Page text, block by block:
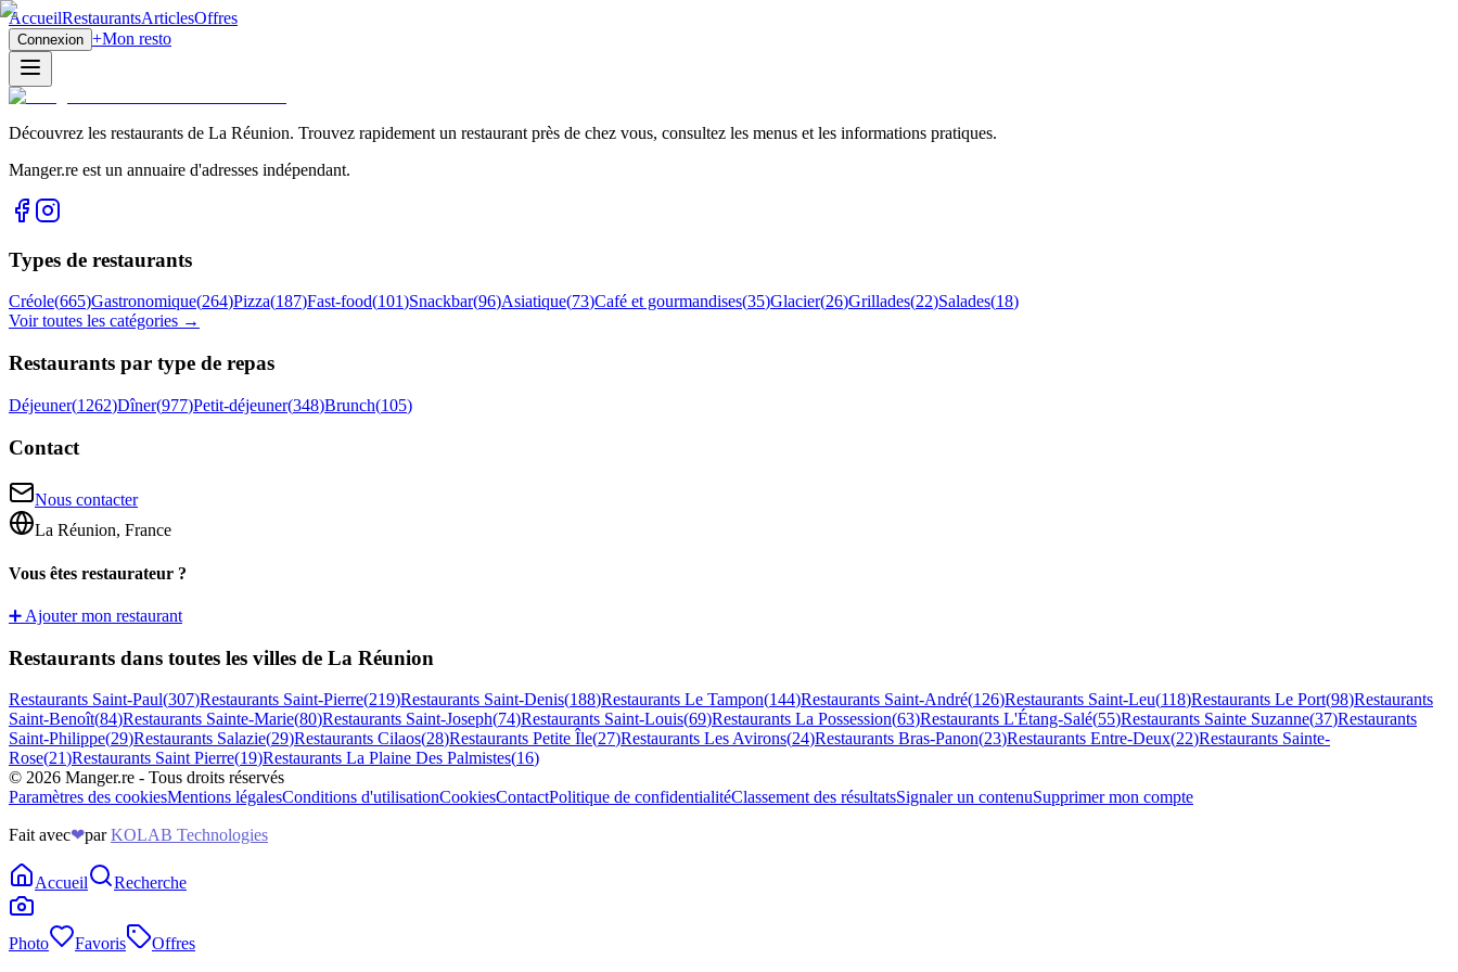
AccueilRestaurantsArticlesOffres
Connexion +Mon resto
Découvrez les restaurants de La Réunion. Trouvez rapidement un restaurant près de chez vous, consultez les menus et les informations pratiques.
Manger.re est un annuaire d'adresses indépendant.
Types de restaurants
Créole(665)Gastronomique(264)Pizza(187)Fast-food(101)Snackbar(96)Asiatique(73)Café et gourmandises(35)Glacier(26)Grillades(22)Salades(18)
Voir toutes les catégories →
Restaurants par type de repas
Déjeuner(1262)Dîner(977)Petit-déjeuner(348)Brunch(105)
Contact
Nous contacter
La Réunion, France
Vous êtes restaurateur ?
➕ Ajouter mon restaurant
Restaurants dans toutes les villes de La Réunion
Restaurants Saint-Paul(307)Restaurants Saint-Pierre(219)Restaurants Saint-Denis(188)Restaurants Le Tampon(144)Restaurants Saint-André(126)Restaurants Saint-Leu(118)Restaurants Le Port(98)Restaurants
Saint-Benoît(84)Restaurants Sainte-Marie(80)Restaurants Saint-Joseph(74)Restaurants Saint-Louis(69)Restaurants La Possession(63)Restaurants L'Étang-Salé(55)Restaurants Sainte Suzanne(37)Restaurants
Saint-Philippe(29)Restaurants Salazie(29)Restaurants Cilaos(28)Restaurants Petite Île(27)Restaurants Les Avirons(24)Restaurants Bras-Panon(23)Restaurants Entre-Deux(22)Restaurants Sainte-
Rose(21)Restaurants Saint Pierre(19)Restaurants La Plaine Des Palmistes(16)
© 2026 Manger.re - Tous droits réservés
Paramètres des cookiesMentions légalesConditions d'utilisationCookiesContactPolitique de confidentialitéClassement des résultatsSignaler un contenuSupprimer mon compte
Fait avec❤par KOLAB Technologies
Accueil Recherche
Photo Favoris Offres